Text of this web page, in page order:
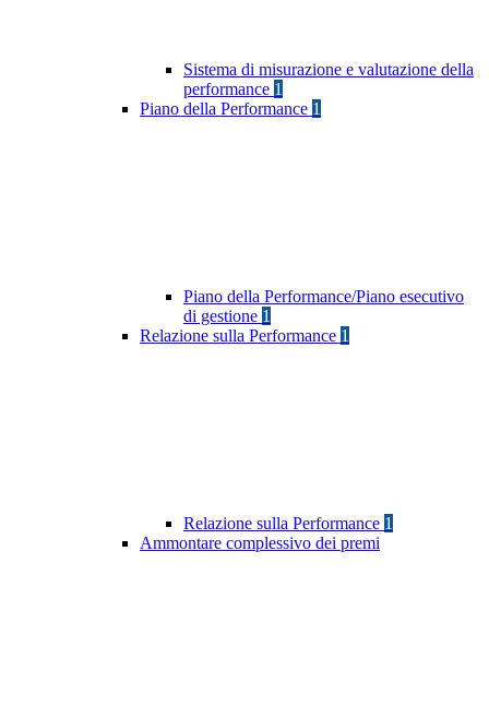
Sistema di misurazione e valutazione della
performance 1
Piano della Performance 1
Piano della Performance/Piano esecutivo
di gestione 1
Relazione sulla Performance 1
Relazione sulla Performance 1
Ammontare complessivo dei premi